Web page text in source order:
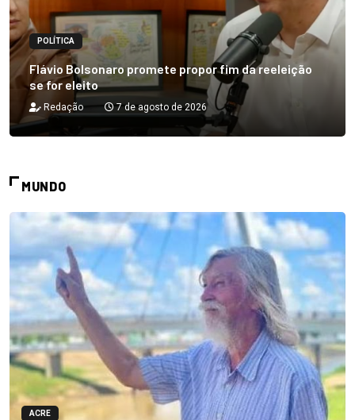
POLÍTICA
Flávio Bolsonaro promete propor fim da reeleição
se for eleito
Redação 7 de agosto de 2026
MUNDO
ACRE